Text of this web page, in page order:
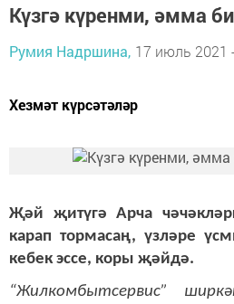
Күзгә күренми, әмма
Румия Надршина, 17 июль 2021
Хезмәт күрсәтәләр
Җәй җитүгә Арча
карап тормасаң, үзләре
кебек эссе, коры җәйдә.
“Жилкомбытсервис”